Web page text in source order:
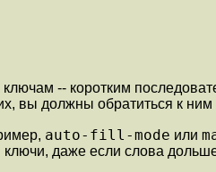
-- коротким
вы должны обратиться к
auto-fill-mode или
даже если слова